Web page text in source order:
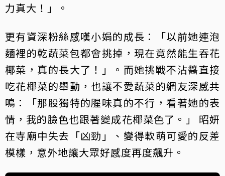
力真大！」。
更有資深粉絲感嘆小娟的成長：「以前她連泡
麵裡的乾蔬菜包都會挑掉，現在竟然能生吞花
椰菜，真的長大了！」。而她挑戰不沾醬直接
吃花椰菜的舉動，也讓不愛蔬菜的網友深感共
鳴：「那股獨特的腥味真的不行，看著她的表
情，我的臉色也跟著變成花椰菜色了。」 昭妍
在寺廟中失去「凶勁」、變得軟萌可愛的反差
模樣，意外地讓大眾好感度再度飆升。